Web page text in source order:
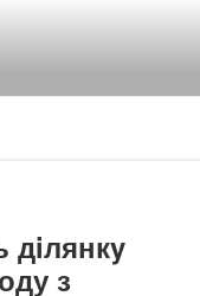
дiлянкy
з